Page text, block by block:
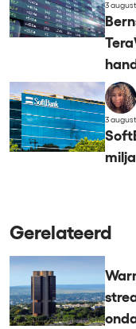
3
3
Gerelateerd